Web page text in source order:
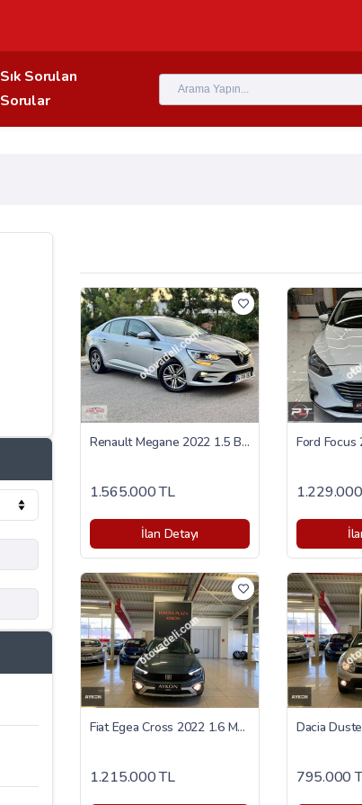
Sık Sorulan
Sorular
Renault Megane 2022 1.5 Blue DCI Touch
1.565.000 TL
İlan Detayı
Fiat Egea Cross 2022 1.6 Multijet Urban
1.215.000 TL 795.000